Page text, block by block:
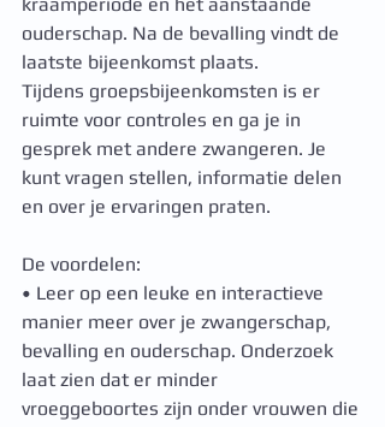
ouderschap. Na de bevalling vindt de
laatste bijeenkomst plaats.
Tijdens groepsbijeenkomsten is er
ruimte voor controles en ga je in
gesprek met andere zwangeren. Je
kunt vragen stellen, informatie delen
en over je ervaringen praten.
De voordelen:
• Leer op een leuke en interactieve
manier meer over je zwangerschap,
bevalling en ouderschap. Onderzoek
laat zien dat er minder
vroeggeboortes zijn onder vrouwen die